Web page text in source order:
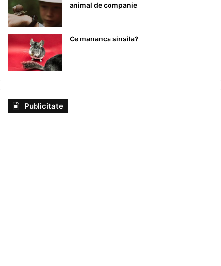
animal de companie
Ce mananca sinsila?
Publicitate